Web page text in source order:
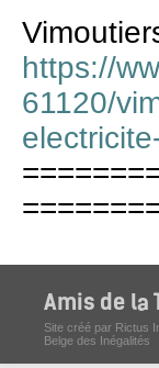
https://
61120/
Site créé par Rictus
Belge des Inégalités